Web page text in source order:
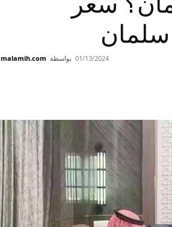
بواسطة malamih.com 01/13/2024